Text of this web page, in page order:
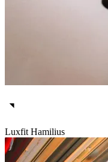
Luxfit Hamilius